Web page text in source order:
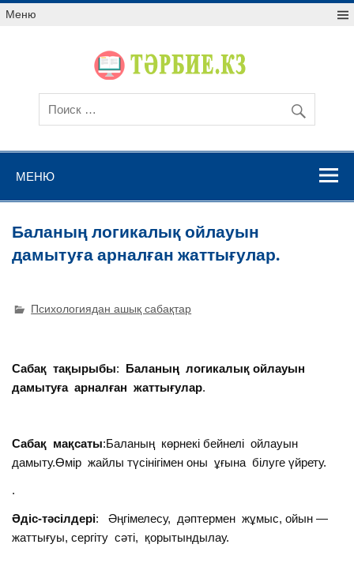
Меню
МЕНЮ
Баланың логикалық ойлауын
дамытуға арналған жаттығулар.
Психологиядан ашық сабақтар
Сабақ тақырыбы: Баланың логикалық ойлауын
дамытуға арналған жаттығулар.
Сабақ мақсаты:Баланың көрнекі бейнелі ойлауын
дамыту.Өмір жайлы түсінігімен оны ұғына білуге үйрету.
.
Әдіс-тәсілдері: Әңгімелесу, дәптермен жұмыс, ойын —
жаттығуы, сергіту сәті, қорытындылау.